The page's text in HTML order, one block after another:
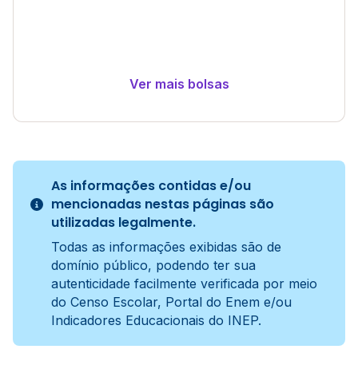
Ver mais bolsas
As informações contidas e/ou
mencionadas nestas páginas são
utilizadas legalmente.
Todas as informações exibidas são de
domínio público, podendo ter sua
autenticidade facilmente verificada por meio
do Censo Escolar, Portal do Enem e/ou
Indicadores Educacionais do INEP.